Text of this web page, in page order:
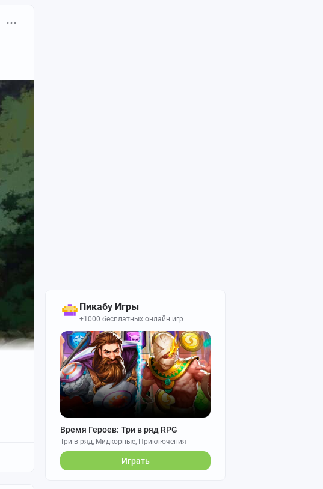
Пикабу Игры
+1000 бесплатных онлайн игр
Время Героев: Три в ряд RPG
Три в ряд, Мидкорные, Приключения
Играть